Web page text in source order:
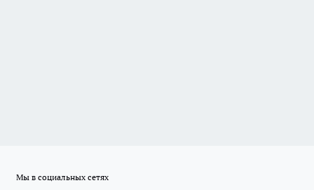
Мы в социальных сетях